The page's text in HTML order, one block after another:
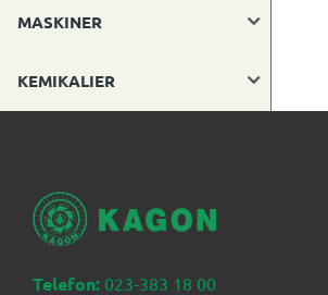
MASKINER
KEMIKALIER
Telefon: 023-383 18 00